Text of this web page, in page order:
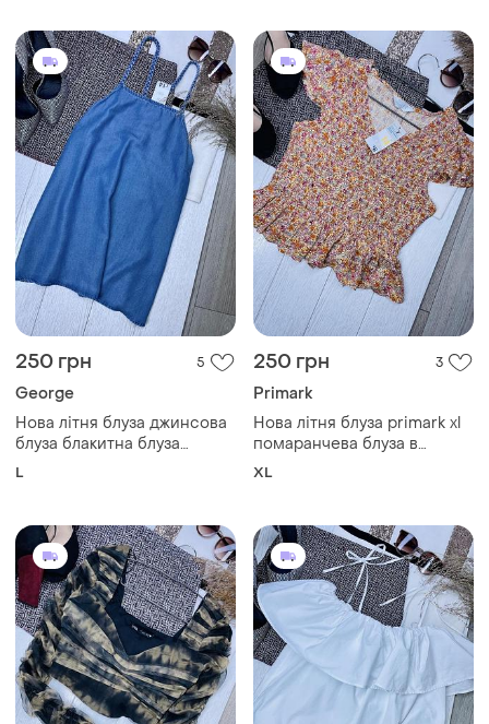
250 грн 5
George
Нова літня блуза джинсова
блуза блакитна блуза
george l топ прямого крою
L
250 грн 3
Primark
Нова літня блуза primark xl
помаранчева блуза в
квітковий принт блузка з
XL